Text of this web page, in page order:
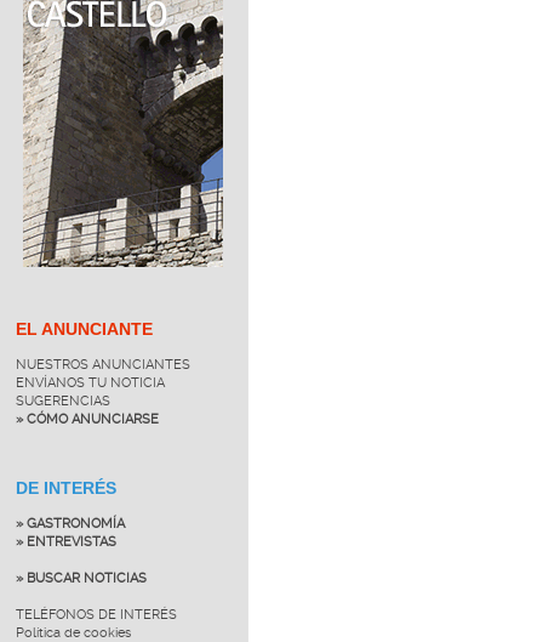
EL ANUNCIANTE
NUESTROS ANUNCIANTES
ENVÍANOS TU NOTICIA
SUGERENCIAS
» CÓMO ANUNCIARSE
DE INTERÉS
» GASTRONOMÍA
» ENTREVISTAS
» BUSCAR NOTICIAS
TELÉFONOS DE INTERÉS
Política de cookies